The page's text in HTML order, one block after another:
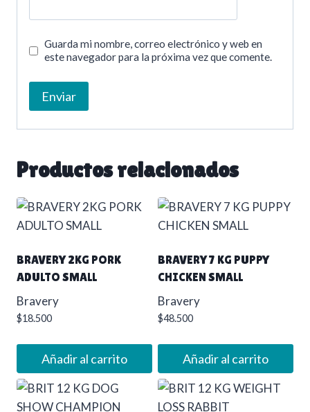
Guarda mi nombre, correo electrónico y web en
este navegador para la próxima vez que comente.
Productos relacionados
BRAVERY 2KG PORK
ADULTO SMALL
Bravery
$18.500
Añadir al carrito
BRAVERY 7 KG PUPPY
CHICKEN SMALL
Bravery
$48.500
Añadir al carrito